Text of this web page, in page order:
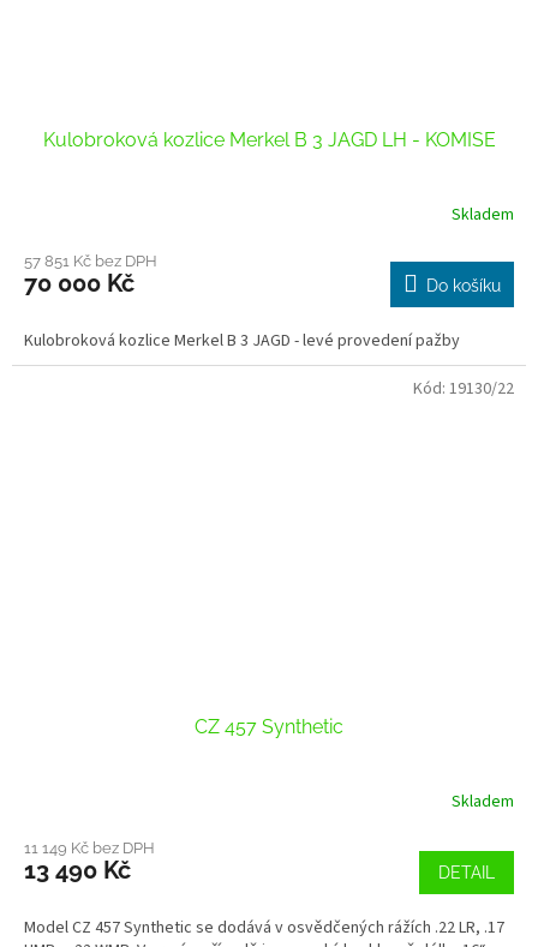
Kulobroková kozlice Merkel B 3 JAGD LH - KOMISE
Skladem
57 851 Kč bez DPH
70 000 Kč Do košíku
Kulobroková kozlice Merkel B 3 JAGD - levé provedení pažby
CZ 457 Synthetic
Skladem
11 149 Kč bez DPH
13 490 Kč DETAIL
Model CZ 457 Synthetic se dodává v osvědčených rážích .22 LR, .17
Kód: 19130/22